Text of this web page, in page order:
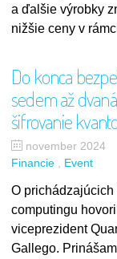
a ďalšie výrobky
nižšie ceny v
Do konca
sedem až
šifrovanie
november 2024
Financie
Event
O
computingu
viceprezident
Gallego.